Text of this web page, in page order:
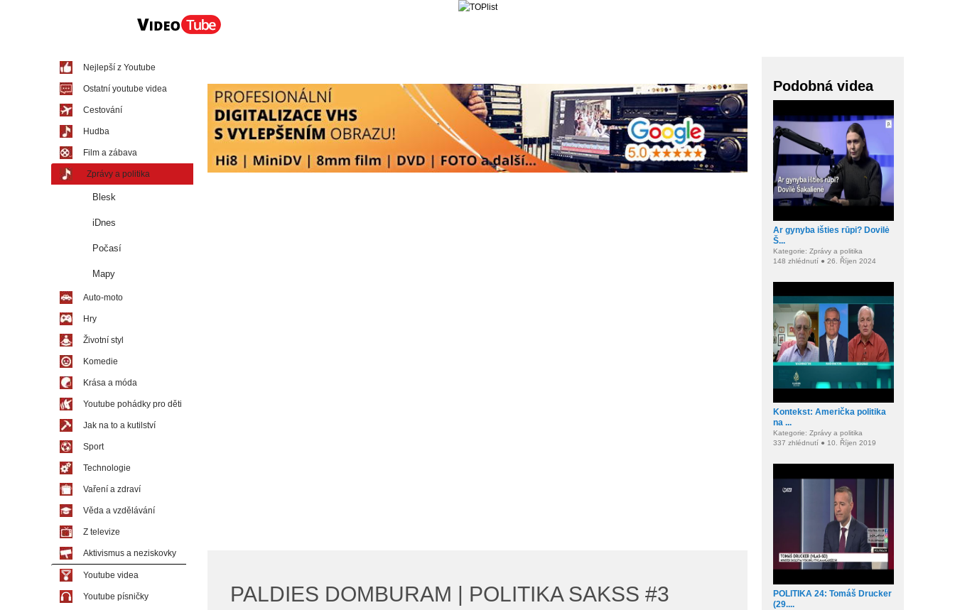
PALDIES DOMBURAM | POLITIKA SAKSS #3
Podobná videa
Ar gynyba išties rūpi? Dovilė
Š...
Kategorie: Zprávy a politika
148 zhlédnutí ● 26. Říjen 2024
Kontekst: Američka politika
na ...
Kategorie: Zprávy a politika
337 zhlédnutí ● 10. Říjen 2019
POLITIKA 24: Tomáš Drucker
(29....
Nejlepší z Youtube
Ostatní youtube videa
Cestování
Hudba
Film a zábava
Zprávy a politika
Blesk
iDnes
Počasí
Mapy
Auto-moto
Hry
Životní styl
Komedie
Krása a móda
Youtube pohádky pro děti
Jak na to a kutilství
Sport
Technologie
Vaření a zdraví
Věda a vzdělávání
Z televize
Aktivismus a neziskovky
Youtube videa
Youtube písničky